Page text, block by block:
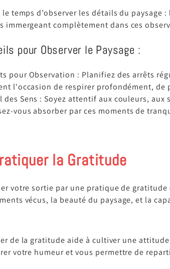
le temps d’observer les détails du
immergeant complètement dans ces
pour Observer le Paysage :
pour Observation : Planifiez des arrêts
l'occasion de respirer profondément, de
des Sens : Soyez attentif aux couleurs,
vous absorber par ces moments de
la Gratitude
votre sortie par une pratique de
vécus, la beauté du paysage, et la
de la gratitude aide à cultiver une
votre humeur et vous permettre de